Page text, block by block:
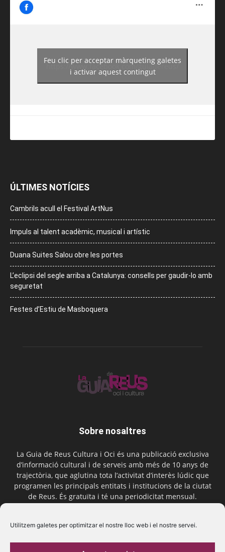
Utilitzem galetes per optimitzar el nostre lloc web i el nostre servei.
https://www.facebook.com/guiadereus/
Feu clic per acceptar màrqueting galetes
i activar aquest contingut
ÚLTIMES NOTÍCIES
Cambrils acull el Festival ArtNus
Impuls al talent acadèmic, musical i artístic
Duana Suites Salou obre les portes
L’eclipsi del segle arriba a Catalunya: consells per gaudir-lo amb
seguretat
Festes d’Estiu de Masboquera
Sobre nosaltres
La Guia de Reus Cultura i Oci és una publicació exclusiva
d’informació cultural i de serveis amb més de 10 anys de
trajectòria, que aglutina tota l’activitat d’interès lúdic que
programen les principals entitats i institucions de la ciutat
de Reus. És gratuïta i té una periodicitat mensual.